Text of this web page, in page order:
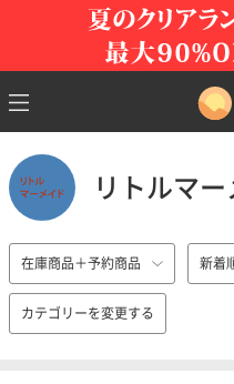
リトルマー
在庫商品＋予約商品 新着
カテゴリーを変更する